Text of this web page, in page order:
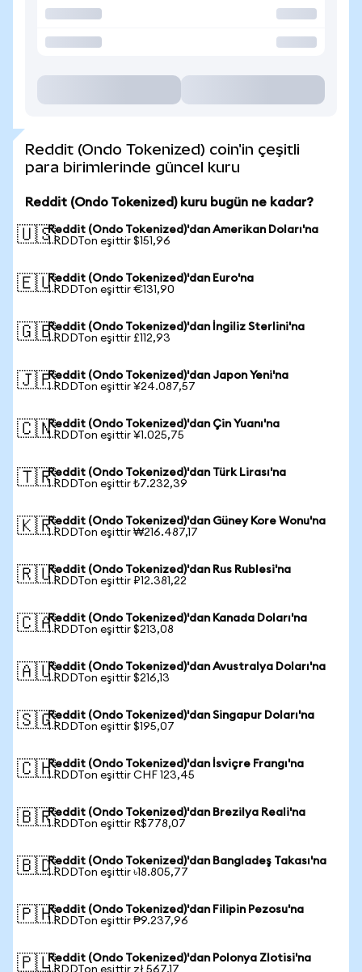
Reddit (Ondo Tokenized) coin'in çeşitli
para birimlerinde güncel kuru
Reddit (Ondo Tokenized) kuru bugün ne kadar?
🇺🇸Reddit (Ondo Tokenized)'dan Amerikan Doları'na
1 RDDTon eşittir $151,96
🇪🇺Reddit (Ondo Tokenized)'dan Euro'na
1 RDDTon eşittir €131,90
🇬🇧Reddit (Ondo Tokenized)'dan İngiliz Sterlini'na
1 RDDTon eşittir £112,93
🇯🇵Reddit (Ondo Tokenized)'dan Japon Yeni'na
1 RDDTon eşittir ¥24.087,57
🇨🇳Reddit (Ondo Tokenized)'dan Çin Yuanı'na
1 RDDTon eşittir ¥1.025,75
🇹🇷Reddit (Ondo Tokenized)'dan Türk Lirası'na
1 RDDTon eşittir ₺7.232,39
🇰🇷Reddit (Ondo Tokenized)'dan Güney Kore Wonu'na
1 RDDTon eşittir ₩216.487,17
🇷🇺Reddit (Ondo Tokenized)'dan Rus Rublesi'na
1 RDDTon eşittir ₽12.381,22
🇨🇦Reddit (Ondo Tokenized)'dan Kanada Doları'na
1 RDDTon eşittir $213,08
🇦🇺Reddit (Ondo Tokenized)'dan Avustralya Doları'na
1 RDDTon eşittir $216,13
🇸🇬Reddit (Ondo Tokenized)'dan Singapur Doları'na
1 RDDTon eşittir $195,07
🇨🇭Reddit (Ondo Tokenized)'dan İsviçre Frangı'na
1 RDDTon eşittir CHF 123,45
🇧🇷Reddit (Ondo Tokenized)'dan Brezilya Reali'na
1 RDDTon eşittir R$778,07
🇧🇩Reddit (Ondo Tokenized)'dan Bangladeş Takası'na
1 RDDTon eşittir ৳18.805,77
🇵🇭Reddit (Ondo Tokenized)'dan Filipin Pezosu'na
1 RDDTon eşittir ₱9.237,96
🇵🇱Reddit (Ondo Tokenized)'dan Polonya Zlotisi'na
1 RDDTon eşittir zł 567,17